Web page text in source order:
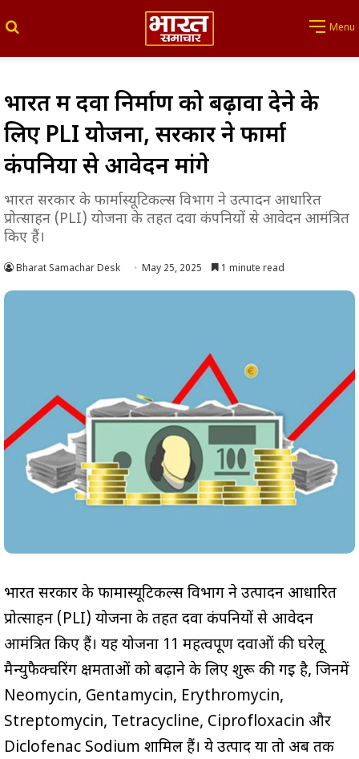
Menu
भारत में दवा निर्माण को बढ़ावा देने के
लिए PLI योजना, सरकार ने फार्मा
कंपनियों से आवेदन मांगे
भारत सरकार के फार्मास्यूटिकल्स विभाग ने उत्पादन आधारित
प्रोत्साहन (PLI) योजना के तहत दवा कंपनियों से आवेदन आमंत्रित
किए हैं।
Bharat Samachar Desk May 25, 2025 1 minute read
भारत सरकार के फार्मास्यूटिकल्स विभाग ने उत्पादन आधारित
प्रोत्साहन (PLI) योजना के तहत दवा कंपनियों से आवेदन
आमंत्रित किए हैं। यह योजना 11 महत्वपूर्ण दवाओं की घरेलू
मैन्युफैक्चरिंग क्षमताओं को बढ़ाने के लिए शुरू की गई है, जिनमें
Neomycin, Gentamycin, Erythromycin,
Streptomycin, Tetracycline, Ciprofloxacin और
Diclofenac Sodium शामिल हैं। ये उत्पाद या तो अब तक